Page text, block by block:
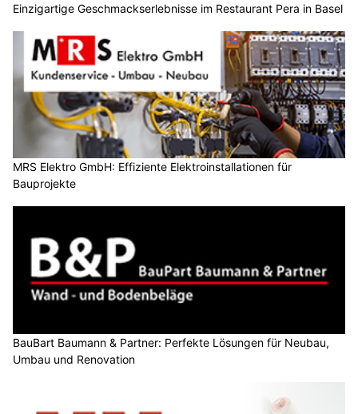
Einzigartige Geschmackserlebnisse im Restaurant Pera in Basel
MRS Elektro GmbH: Effiziente Elektroinstallationen für
Bauprojekte
BauBart Baumann & Partner: Perfekte Lösungen für Neubau,
Umbau und Renovation